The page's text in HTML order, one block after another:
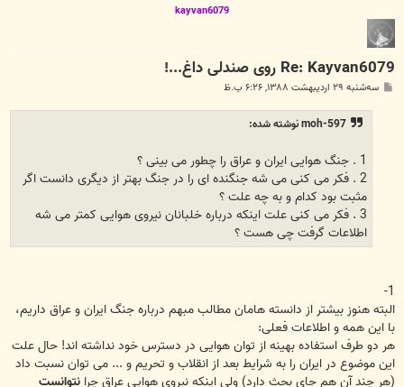
kayvan6079
Re: Kayvan6079 روی صندلی داغ...!
پ سه‌شنبه ۲۹ اردیبهشت ۱۳۸۸, ۶:۲۶ ب.ظ
moh-597 نوشته شده:
1 . جنگ هوایی ایران و عراق را چطور می بینی ؟
2 . فکر می کنی می شه جنگنده ای را در جنگ بهتر از دیگری دانست اگر
مثبت بود کدام و به چه علت ؟
3 . فکر می کنی علت اینکه درباره خلبانان نیروی هوایی کمتر می شه
اطلاعات گرفت چی هست ؟
1-
البته هنوز بیشتر از دانسته هامان مطالب مبهم درباره جنگ ایران و عراق داریم،
با این همه و اطلاعات فعلی:
هر دو طرف استفاده بهینه از توان هوایی در دسترس خود نداشته اند! حال علت
این موضوع در ایران را به شرایط بعد از انقلاب و تحریم و ... می توان نسبت داد
(هر چند آن هم جای بحث دارد) ولی اینکه نیروی هوایی عراق چرا نتوانست